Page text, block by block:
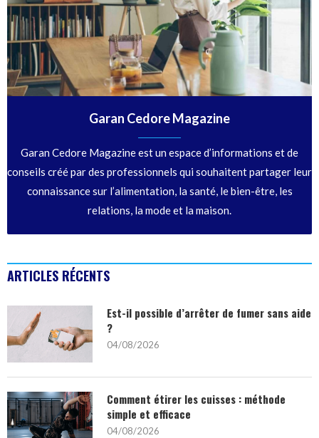
Garan Cedore Magazine
Garan Cedore Magazine est un espace d’informations et de
conseils créé par des professionnels qui souhaitent partager leur
connaissance sur l’alimentation, la santé, le bien-être, les
relations, la mode et la maison.
ARTICLES RÉCENTS
Est-il possible d’arrêter de fumer sans aide
?
04/08/2026
Comment étirer les cuisses : méthode
simple et efficace
04/08/2026